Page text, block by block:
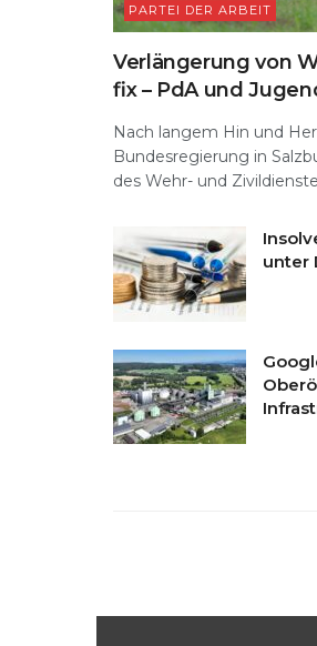
PARTEI DER ARBEIT
Verlängerung von
fix – PdA und
Nach langem Hin und
Bundesregierung in
des Wehr- und
unter